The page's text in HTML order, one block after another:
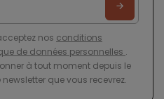
nos conditions
de données personnelles .
à tout moment depuis le
que vous recevrez.